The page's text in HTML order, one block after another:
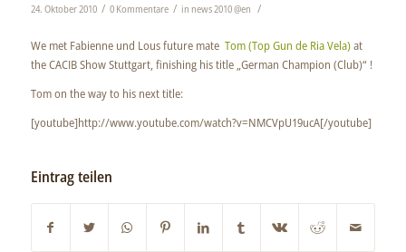
24. Oktober 2010 / 0 Kommentare / in news 2010 @en /
We met Fabienne und Lous future mate Tom (Top Gun de Ria Vela)at
the CACIB Show Stuttgart, finishing his title „German Champion (Club)“ !
Tom on the way to his next title:
[youtube]http://www.youtube.com/watch?v=NMCVpU19ucA[/youtube]
Eintrag teilen